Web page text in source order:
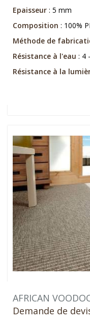
Epaisseur : 5 mm
Composition : 100%
Méthode de
Résistance à l'eau : 4
Résistance à la
AFRICAN
Demande de